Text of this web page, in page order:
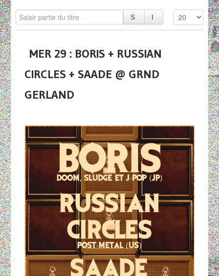
MER 29 : BORIS + RUSSIAN
CIRCLES + SAADE @ GRND
GERLAND